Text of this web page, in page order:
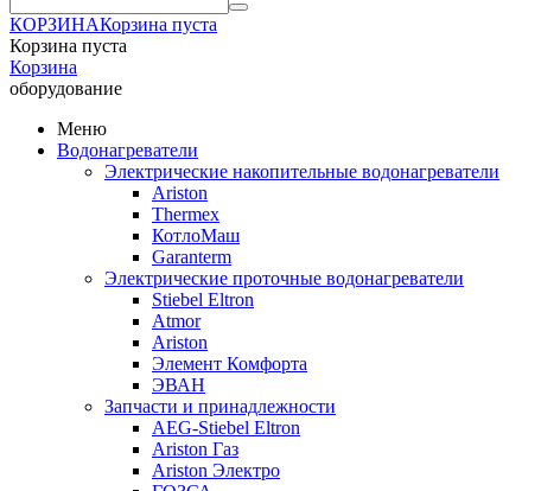
КОРЗИНАКорзина пуста
Корзина пуста
Корзина
оборудование
Меню
Водонагреватели
Электрические накопительные водонагреватели
Ariston
Thermex
КотлоМаш
Garanterm
Электрические проточные водонагреватели
Stiebel Eltron
Atmor
Ariston
Элемент Комфорта
ЭВАН
Запчасти и принадлежности
AEG-Stiebel Eltron
Ariston Газ
Ariston Электро